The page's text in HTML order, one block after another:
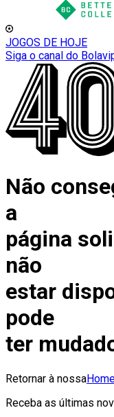
JOGOS DE HOJE
Siga o canal do
Não
a
página
não
estar
pode
ter
Retornar à nossa
Receba as últimas